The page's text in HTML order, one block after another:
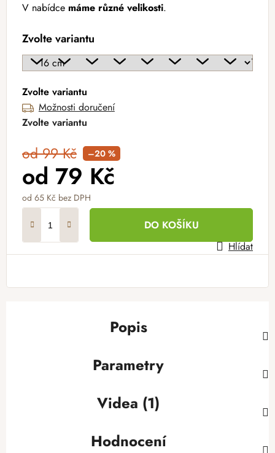
V nabídce máme různé velikosti.
Zvolte variantu
Zvolte variantu
Možnosti doručení
Zvolte variantu
od 99 Kč –20 %
od 79 Kč
od 65 Kč bez DPH
DO KOŠÍKU
Hlídat
Popis
Parametry
Videa (1)
Hodnocení